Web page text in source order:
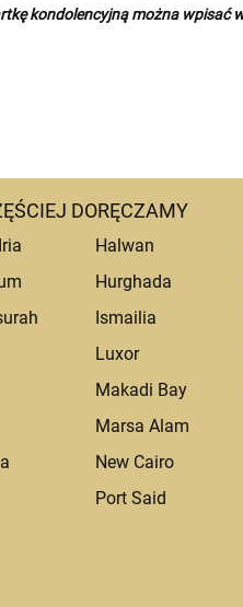
kondolencyjną można wpisać
DORĘCZAMY
Halwan
Hurghada
Ismailia
Luxor
Makadi Bay
Marsa Alam
New Cairo
Port Said